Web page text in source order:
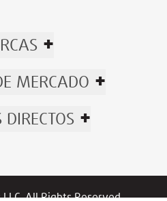
+
MERCADO +
DIRECTOS +
All Rights Reserved.